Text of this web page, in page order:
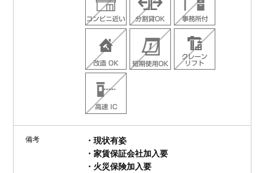
備考
・現状有姿
・家賃保証会社加入要
・火災保険加入要